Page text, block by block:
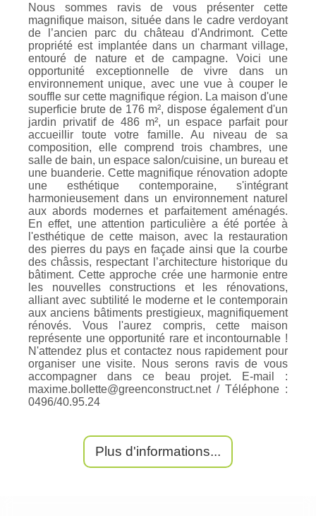
Nous sommes ravis de vous présenter cette
magnifique maison, située dans le cadre verdoyant
de l’ancien parc du château d'Andrimont. Cette
propriété est implantée dans un charmant village,
entouré de nature et de campagne. Voici une
opportunité exceptionnelle de vivre dans un
environnement unique, avec une vue à couper le
souffle sur cette magnifique région. La maison d'une
superficie brute de 176 m², dispose également d'un
jardin privatif de 486 m², un espace parfait pour
accueillir toute votre famille. Au niveau de sa
composition, elle comprend trois chambres, une
salle de bain, un espace salon/cuisine, un bureau et
une buanderie. Cette magnifique rénovation adopte
une esthétique contemporaine, s'intégrant
harmonieusement dans un environnement naturel
aux abords modernes et parfaitement aménagés.
En effet, une attention particulière a été portée à
l'esthétique de cette maison, avec la restauration
des pierres du pays en façade ainsi que la courbe
des châssis, respectant l’architecture historique du
bâtiment. Cette approche crée une harmonie entre
les nouvelles constructions et les rénovations,
alliant avec subtilité le moderne et le contemporain
aux anciens bâtiments prestigieux, magnifiquement
rénovés. Vous l'aurez compris, cette maison
représente une opportunité rare et incontournable !
N'attendez plus et contactez nous rapidement pour
organiser une visite. Nous serons ravis de vous
accompagner dans ce beau projet. E-mail :
maxime.bollette@greenconstruct.net / Téléphone :
0496/40.95.24
Plus d'informations...